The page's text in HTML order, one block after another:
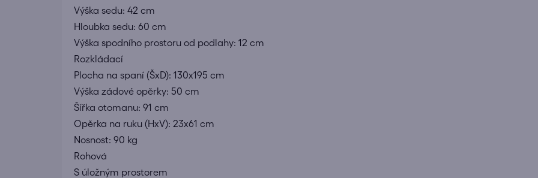
Výška sedu: 42 cm
Hloubka sedu: 60 cm
Výška spodního prostoru od podlahy: 12 cm
Rozkládací
Plocha na spaní (ŠxD): 130x195 cm
Výška zádové opěrky: 50 cm
Šířka otomanu: 91 cm
Opěrka na ruku (HxV): 23x61 cm
Nosnost: 90 kg
Rohová
S úložným prostorem